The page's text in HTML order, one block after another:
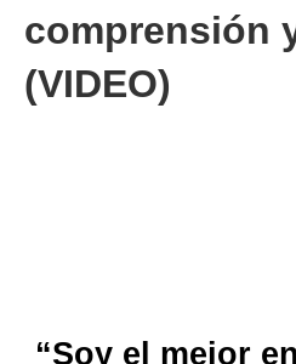
comprensión
(VIDEO)
“Soy el mejor